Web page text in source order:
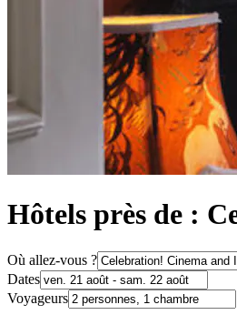
Hôtels près de :
Où allez-vous ?
Dates
Voyageurs